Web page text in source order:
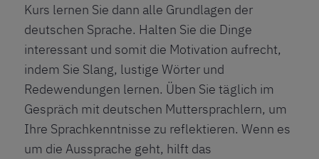
Kurs lernen Sie dann alle Grundlagen der
deutschen Sprache. Halten Sie die Dinge
interessant und somit die Motivation aufrecht,
indem Sie Slang, lustige Wörter und
Redewendungen lernen. Üben Sie täglich im
Gespräch mit deutschen Muttersprachlern, um
Ihre Sprachkenntnisse zu reflektieren. Wenn es
um die Aussprache geht, hilft das